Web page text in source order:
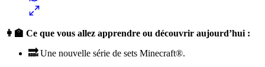
👩‍🏫 Ce que vous allez apprendre ou découvrir aujourd’hui :
🔜Une nouvelle série de sets Minecraft®.